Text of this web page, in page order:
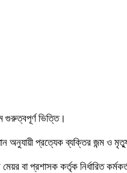
গুরুত্বপূর্ণ ভিত্তি।
অনুযায়ী প্রত্যেক ব্যক্তির জন্ম ও
বা প্রশাসক কর্তৃক নির্ধারিত